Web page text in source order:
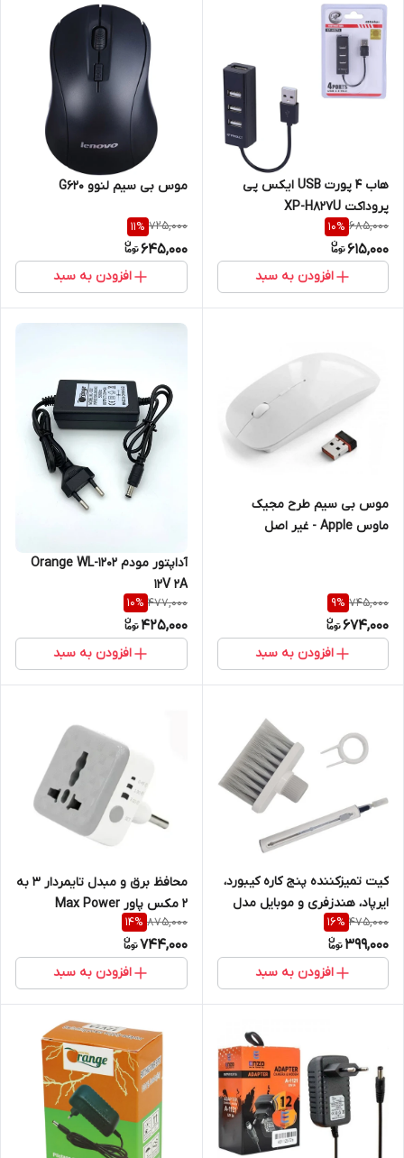
هاب 4 پورت USB ایکس پی
پروداکت XP-H827U
685,000
10%
615,000
افزودن به سبد
موس بی سیم لنوو G620
725,000
11%
645,000
افزودن به سبد
موس بی سیم طرح مجیک
ماوس Apple - غیر اصل
745,000
9%
674,000
افزودن به سبد
آداپتور مودم Orange WL-1202
12V 2A
477,000
10%
425,000
افزودن به سبد
کیت تمیزکننده پنج کاره کیبورد،
ایرپاد، هندزفری و موبایل مدل
Q/MJD005-2021
475,000
16%
399,000
افزودن به سبد
محافظ برق و مبدل تایمردار 3 به
2 مکس پاور Max Power
Protector
875,000
14%
744,000
افزودن به سبد